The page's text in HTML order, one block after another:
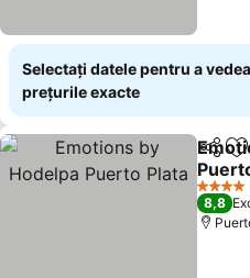
Selectați datele pentru a vedea
prețurile exacte
4 Stele
8,8